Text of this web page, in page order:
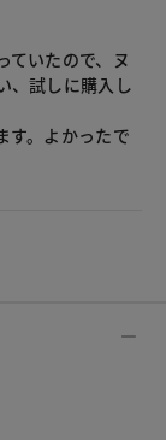
ていたので、ヌ
、試しに購入し
す。よかったで